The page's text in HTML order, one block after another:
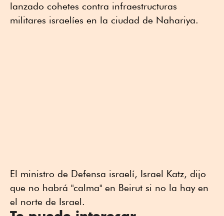
lanzado cohetes contra infraestructuras
militares israelíes en la ciudad ⁠de Nahariya.
El ministro de Defensa israelí, Israel Katz, dijo
⁠que no habrá "calma" en Beirut si no la hay en
el norte de Israel.